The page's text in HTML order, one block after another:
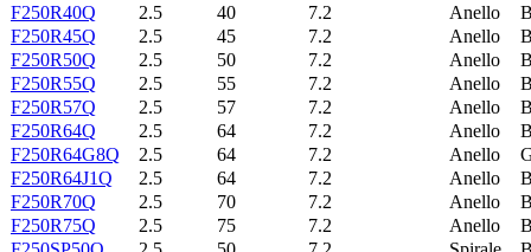
F250R40Q
2.5 40 7.2 Anello
F250R45Q
2.5 45 7.2 Anello
F250R50Q
2.5 50 7.2 Anello
F250R55Q
2.5 55 7.2 Anello
F250R57Q
2.5 57 7.2 Anello
F250R64Q
2.5 64 7.2 Anello
F250R64G8Q
2.5 64 7.2 Anello
F250R64J1Q
2.5 64 7.2 Anello
F250R70Q
2.5 70 7.2 Anello
F250R75Q
2.5 75 7.2 Anello